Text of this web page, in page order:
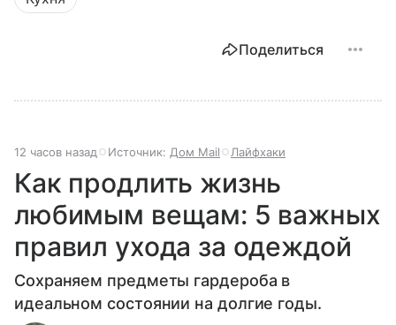
Поделиться
12 часов назад Источник: Дом Mail Лайфхаки
Как продлить жизнь
любимым вещам: 5 важных
правил ухода за одеждой
Сохраняем предметы гардероба в
идеальном состоянии на долгие годы.